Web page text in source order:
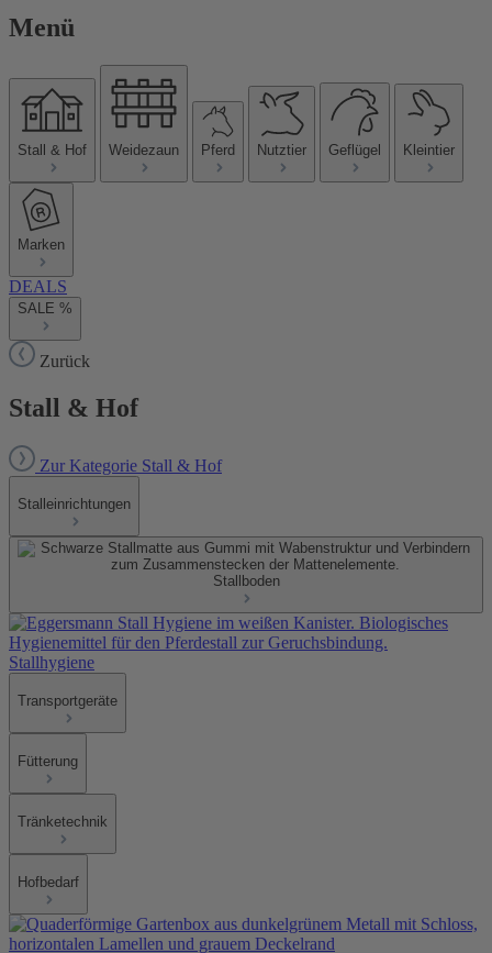
Menü
Stall & Hof Weidezaun Pferd Nutztier Geflügel Kleintier
Marken
DEALS
SALE %
Zurück
Stall & Hof
Zur Kategorie Stall & Hof
Stalleinrichtungen
Stallboden
Stallhygiene
Transportgeräte
Fütterung
Tränketechnik
Hofbedarf